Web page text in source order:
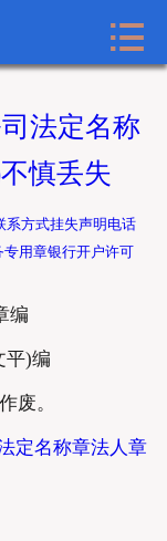
报广告网首页
晚报登报内容
晚报登报格式
报登报挂失流程
晚报联系方式

法定名称
慎丢失
系方式挂失声明电话
专用章银行开户许可
编
平)编
废。
定名称章法人章